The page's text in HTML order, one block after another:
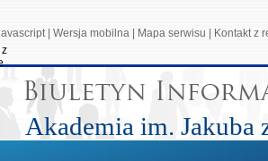
| Wersja mobilna Mapa serwisu Kontakt z
Akademia im. Jakuba